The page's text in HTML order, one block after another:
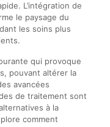
L’intégration de
le paysage du
les soins plus
qui provoque
pouvant altérer la
avancées
de traitement sont
à la
comment